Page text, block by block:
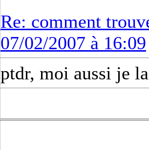
Re: comment
07/02/2007 à 16:09
ptdr, moi aussi je